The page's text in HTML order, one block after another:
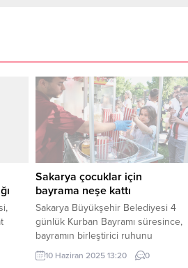
Sakarya çocuklar için
bayrama neşe kattı
Sakarya Büyükşehir Belediyesi 4
günlük Kurban Bayramı süresince,
bayramın birleştirici ruhunu
çocuklarla buluşturmak amacıyla
rengârenk bir program hazırladı.
10 Haziran 2025 13:20 0